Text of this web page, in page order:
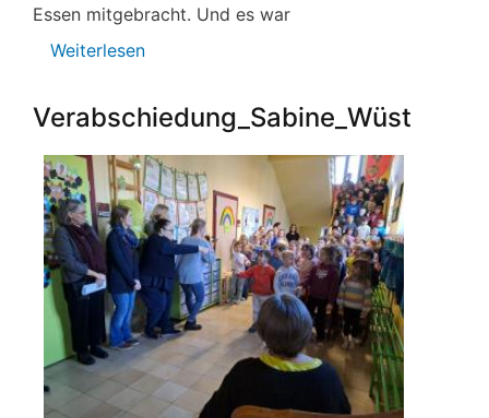
Essen mitgebracht. Und es war
Weiterlesen
Picknick
Verabschiedung_Sabine_Wüst